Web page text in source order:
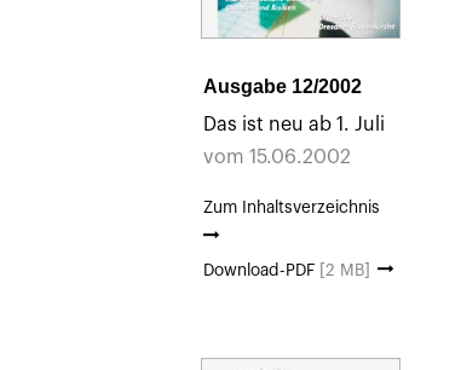
Ausgabe 12/2002
Das ist neu ab 1. Juli
vom 15.06.2002
Zum Inhaltsverzeichnis
Download-PDF [2 MB]